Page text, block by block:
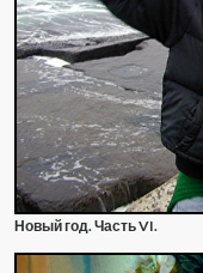
Новый год. Часть VI.